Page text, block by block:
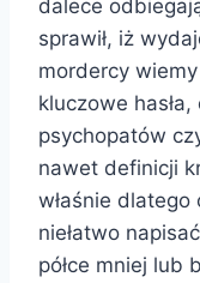
dalece
sprawił, iż
mordercy
kluczowe
psychopatów
nawet definicji
właśnie
niełatwo
półce mniej lub